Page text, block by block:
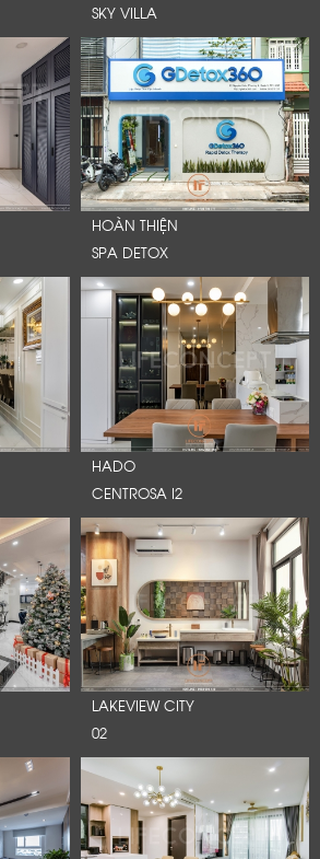
SKY VILLA
HOÀN THIỆN
SPA DETOX
HADO
CENTROSA I2
LAKEVIEW CITY
02